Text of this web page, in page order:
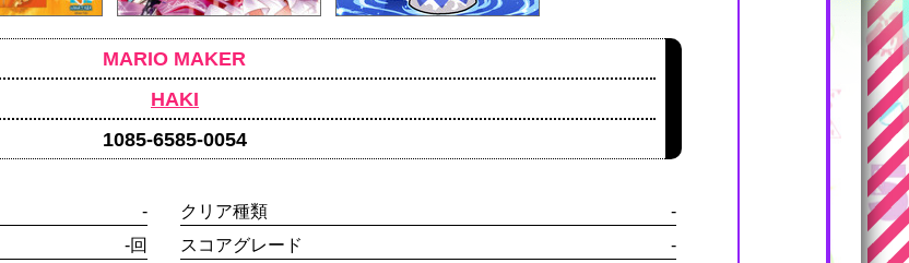
MARIO MAKER
HAKI
1085-6585-0054
-
-回
クリア種類
-
スコアグレード
-